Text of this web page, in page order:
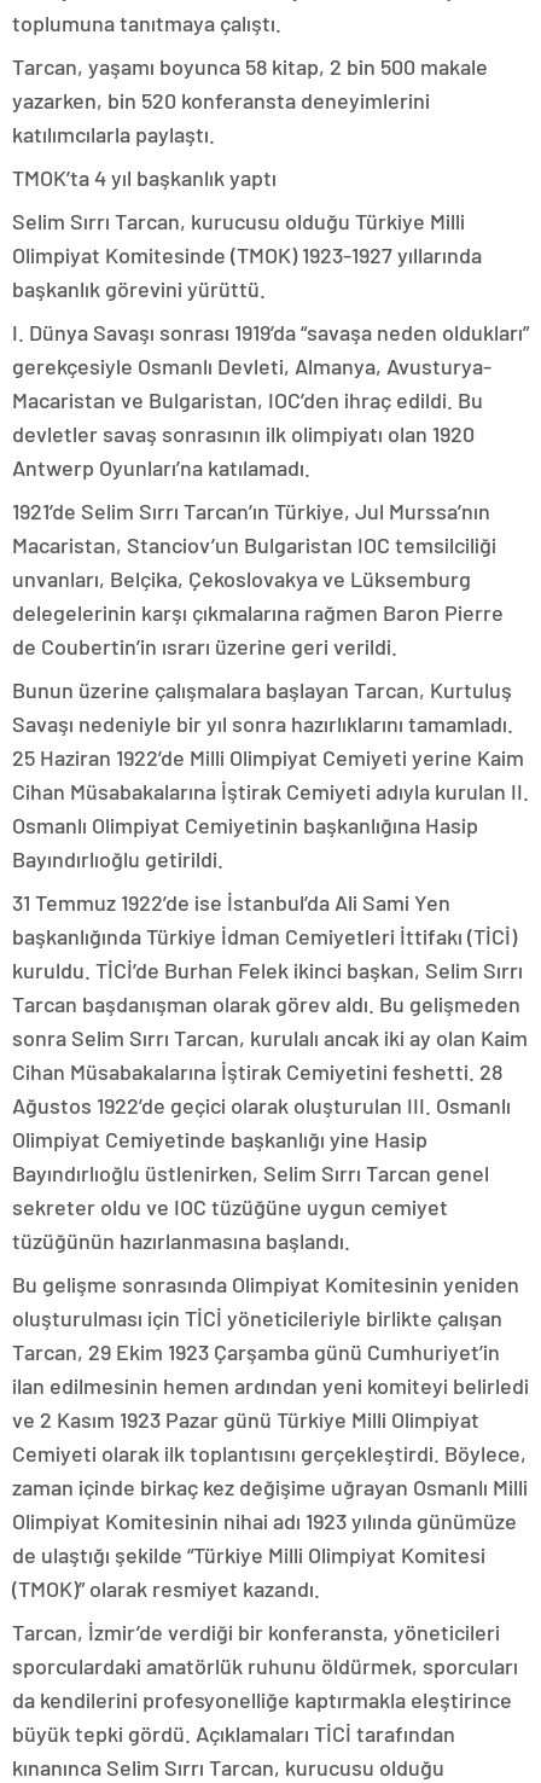
toplumuna tanıtmaya çalıştı.
Tarcan, yaşamı boyunca 58 kitap, 2 bin 500 makale
yazarken, bin 520 konferansta deneyimlerini
katılımcılarla paylaştı.
TMOK’ta 4 yıl başkanlık yaptı
Selim Sırrı Tarcan, kurucusu olduğu Türkiye Milli
Olimpiyat Komitesinde (TMOK) 1923-1927 yıllarında
başkanlık görevini yürüttü.
I. Dünya Savaşı sonrası 1919’da “savaşa neden oldukları”
gerekçesiyle Osmanlı Devleti, Almanya, Avusturya-
Macaristan ve Bulgaristan, IOC’den ihraç edildi. Bu
devletler savaş sonrasının ilk olimpiyatı olan 1920
Antwerp Oyunları’na katılamadı.
1921’de Selim Sırrı Tarcan’ın Türkiye, Jul Murssa’nın
Macaristan, Stanciov’un Bulgaristan IOC temsilciliği
unvanları, Belçika, Çekoslovakya ve Lüksemburg
delegelerinin karşı çıkmalarına rağmen Baron Pierre
de Coubertin’in ısrarı üzerine geri verildi.
Bunun üzerine çalışmalara başlayan Tarcan, Kurtuluş
Savaşı nedeniyle bir yıl sonra hazırlıklarını tamamladı.
25 Haziran 1922’de Milli Olimpiyat Cemiyeti yerine Kaim
Cihan Müsabakalarına İştirak Cemiyeti adıyla kurulan II.
Osmanlı Olimpiyat Cemiyetinin başkanlığına Hasip
Bayındırlıoğlu getirildi.
31 Temmuz 1922’de ise İstanbul’da Ali Sami Yen
başkanlığında Türkiye İdman Cemiyetleri İttifakı (TİCİ)
kuruldu. TİCİ’de Burhan Felek ikinci başkan, Selim Sırrı
Tarcan başdanışman olarak görev aldı. Bu gelişmeden
sonra Selim Sırrı Tarcan, kurulalı ancak iki ay olan Kaim
Cihan Müsabakalarına İştirak Cemiyetini feshetti. 28
Ağustos 1922’de geçici olarak oluşturulan III. Osmanlı
Olimpiyat Cemiyetinde başkanlığı yine Hasip
Bayındırlıoğlu üstlenirken, Selim Sırrı Tarcan genel
sekreter oldu ve IOC tüzüğüne uygun cemiyet
tüzüğünün hazırlanmasına başlandı.
Bu gelişme sonrasında Olimpiyat Komitesinin yeniden
oluşturulması için TİCİ yöneticileriyle birlikte çalışan
Tarcan, 29 Ekim 1923 Çarşamba günü Cumhuriyet’in
ilan edilmesinin hemen ardından yeni komiteyi belirledi
ve 2 Kasım 1923 Pazar günü Türkiye Milli Olimpiyat
Cemiyeti olarak ilk toplantısını gerçekleştirdi. Böylece,
zaman içinde birkaç kez değişime uğrayan Osmanlı Milli
Olimpiyat Komitesinin nihai adı 1923 yılında günümüze
de ulaştığı şekilde “Türkiye Milli Olimpiyat Komitesi
(TMOK)” olarak resmiyet kazandı.
Tarcan, İzmir’de verdiği bir konferansta, yöneticileri
sporculardaki amatörlük ruhunu öldürmek, sporcuları
da kendilerini profesyonelliğe kaptırmakla eleştirince
büyük tepki gördü. Açıklamaları TİCİ tarafından
kınanınca Selim Sırrı Tarcan, kurucusu olduğu